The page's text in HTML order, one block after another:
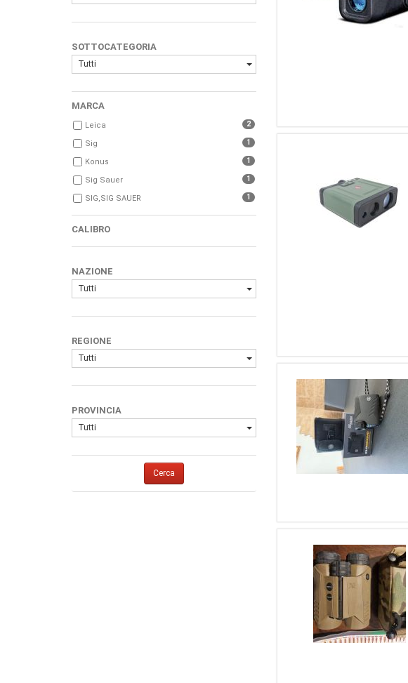
SOTTOCATEGORIA
Tutti
MARCA
Leica 2
Sig 1
Konus 1
Sig Sauer 1
SIG,SIG SAUER 1
CALIBRO
NAZIONE
Tutti
REGIONE
Tutti
PROVINCIA
Tutti
Cerca